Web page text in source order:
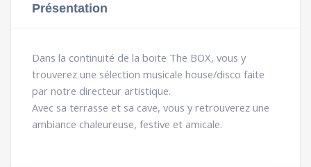
Présentation
Dans la continuité de la boite The BOX, vous y
trouverez une sélection musicale house/disco faite
par notre directeur artistique.
Avec sa terrasse et sa cave, vous y retrouverez une
ambiance chaleureuse, festive et amicale.